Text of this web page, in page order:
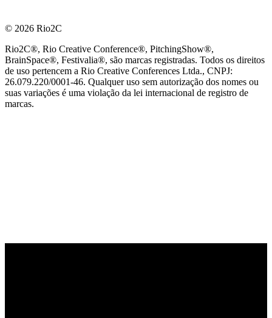
© 2026 Rio2C
Rio2C®, Rio Creative Conference®, PitchingShow®,
BrainSpace®, Festivalia®, são marcas registradas. Todos os direitos
de uso pertencem a Rio Creative Conferences Ltda., CNPJ:
26.079.220/0001-46. Qualquer uso sem autorização dos nomes ou
suas variações é uma violação da lei internacional de registro de
marcas.